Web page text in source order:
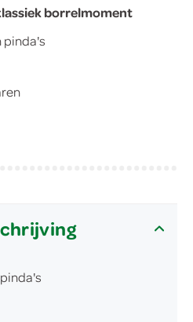
borrelmoment
pinda's